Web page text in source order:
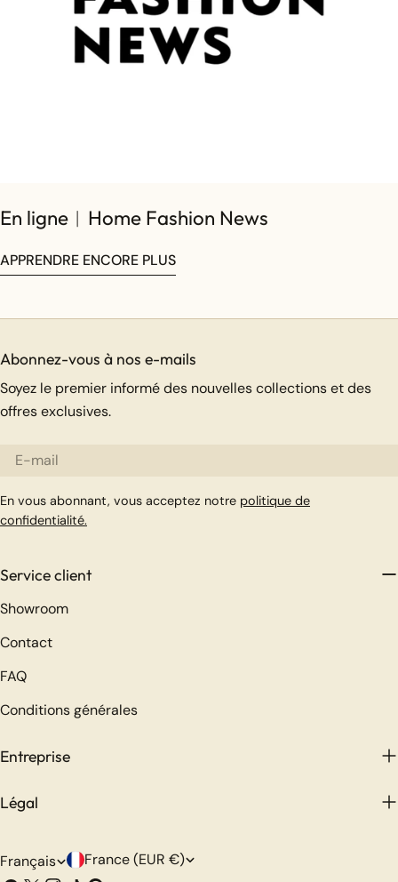
En ligne︱Home Fashion News
APPRENDRE ENCORE PLUS
Service client
Showroom
Contact
FAQ
Conditions générales
Entreprise
Légal
Abonnez-vous à nos e-mails
Soyez le premier informé des nouvelles collections et des
offres exclusives.
En vous abonnant, vous acceptez notre politique de
confidentialité.
L
Français P
France (EUR €)